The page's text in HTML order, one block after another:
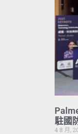
駐國
4 8 月,